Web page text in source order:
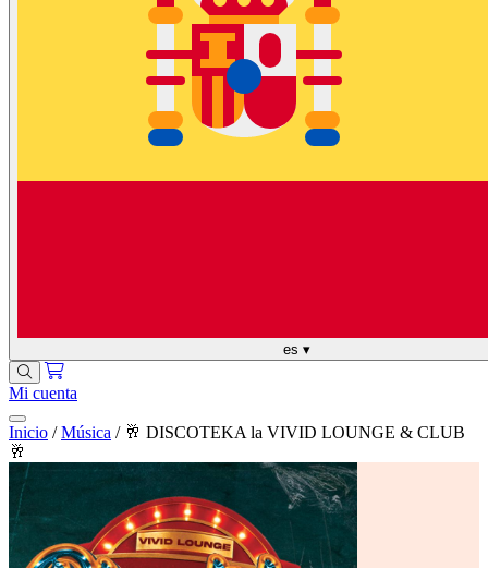
es ▾
Mi cuenta
Inicio / Música / 🥂 DISCOTEKA la VIVID LOUNGE & CLUB
🥂